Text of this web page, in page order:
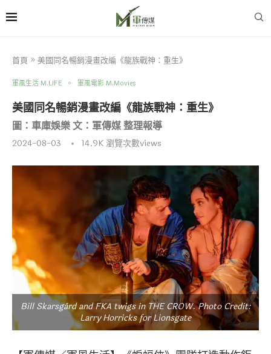
首頁 » 美國同名暢銷漫畫改編《龍族戰神：重生》
軍風生活 M.LIFE 軍風電影 M.Movies
美國同名暢銷漫畫改編《龍族戰神：重生》
圖：車庫娛樂 文：軍傳媒 整理報導
2024-08-03 14.9K瀏覽次數views
Bill Skarsgård and FKA twigs in THE CROW. Photo Credit:
Larry Horricks for Lionsgate